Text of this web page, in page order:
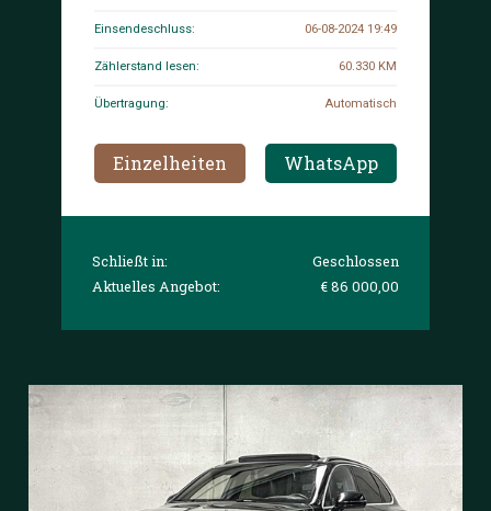
Einsendeschluss: 06-08-2024 19:49
Zählerstand lesen: 60.330 KM
Übertragung: Automatisch
Einzelheiten WhatsApp
Schließt in:
Geschlossen
Aktuelles Angebot:
€ 86 000,00